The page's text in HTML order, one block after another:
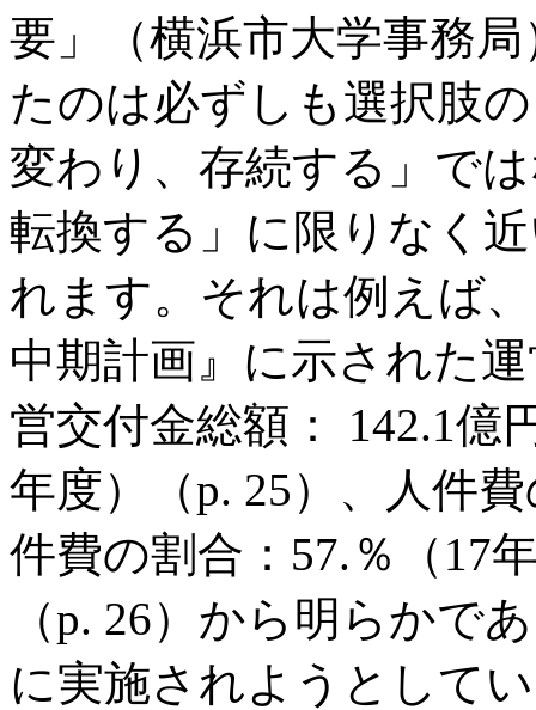
要」（横浜市大学事務
たのは必ずしも選択肢
変わり、存続する」で
転換する」に限りなく
れます。それは例えば
中期計画』に示された
営交付金総額： 142.1億
年度）（p. 25）、人件
件費の割合：57.％（17
（p. 26）から明らかで
に実施されようとして